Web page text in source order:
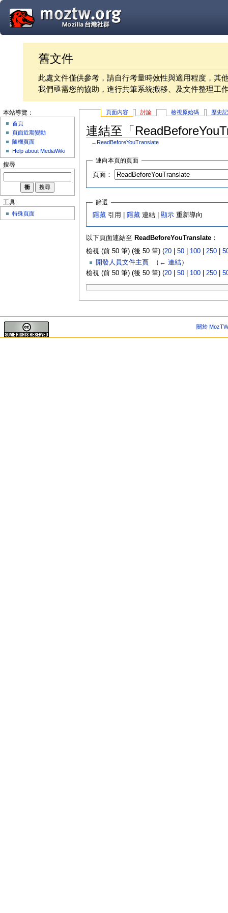
舊文件
此處文件僅供參考，請自行考量時效性與適用程度，其
我們亟需您的協助，進行共筆系統搬移、及文件整理工
頁面內容 討論 檢視原始碼 歷史
連結至「
← ReadBeforeYouTranslate
連向本頁的頁面
頁面：
篩選
隱藏 引用 | 隱藏 連結 |顯示 重新導向
以下頁面連結至 ReadBeforeYouTranslate：
檢視 (前 50 筆) (後 50 筆) (20| 50| 100| 250|
開發人員文件主頁
（ ← 連結）
檢視 (前 50 筆) (後 50 筆) (20| 50| 100| 250|
本站導覽：
首頁
頁面近期變動
隨機頁面
Help about MediaWiki
搜尋
工具:
特殊頁面
關於